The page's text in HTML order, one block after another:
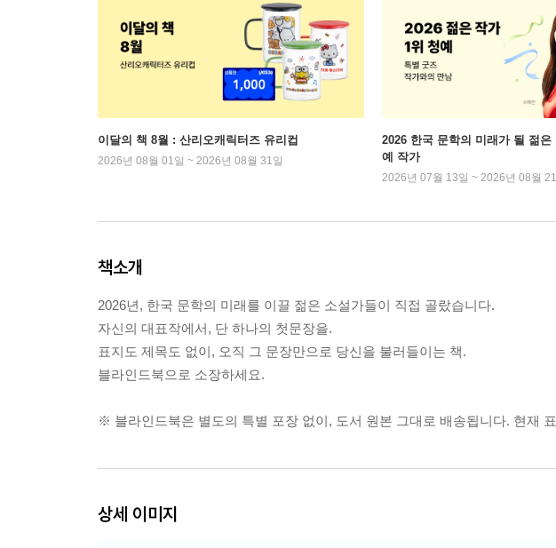
이달의 책 8월 : 산리오캐릭터즈 유리컵
2026년 08월 01일 ~ 2026년 08월 31일
2026 한국 문학의 미래가 될 젊은
예 작가
2026년 07월 13일 ~ 2026년 08월
책소개
2026년, 한국 문학의 미래를 이끌 젊은 소설가들이 직접 골랐습니다.
자신의 대표작에서, 단 하나의 첫문장을.
표지도 제목도 없이, 오직 그 문장만으로 당신을 불러들이는 책.
블라인드북으로 소장하세요.
※ 블라인드북은 별도의 특별 포장 없이, 도서 원본 그대로 배송됩니다. 현재
상세 이미지